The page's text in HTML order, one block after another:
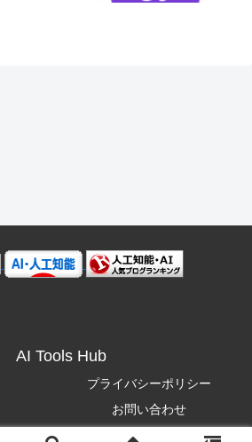
AI Tools Hub
プライバシーポリシー
お問い合わせ